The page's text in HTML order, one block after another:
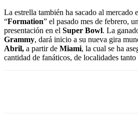
La estrella también ha sacado al mercado
“Formation” el pasado mes de febrero,
presentación en el Super Bowl. La
Grammy, dará inicio a su nueva gira
Abril, a partir de Miami, la cual se ha
cantidad de fanáticos, de localidades tanto